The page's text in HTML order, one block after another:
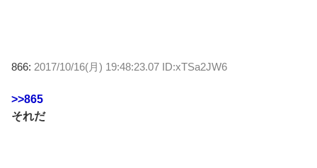
866: 2017/10/16(月) 19:48:23.07 ID:xTSa2JW6
>>865
それだ